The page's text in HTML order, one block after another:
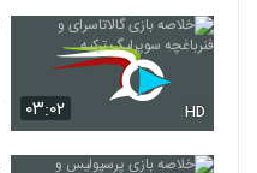
۰۳:۰۲ HD